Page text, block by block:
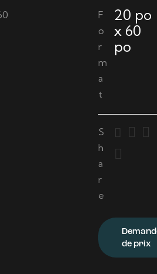
F
o
r
m
a
t
20 po
x 60
po
S
h
a
r
e
de prix